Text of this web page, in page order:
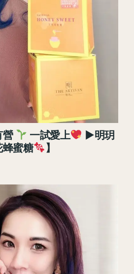
營 一試愛上
►明玥
蜜糖
】